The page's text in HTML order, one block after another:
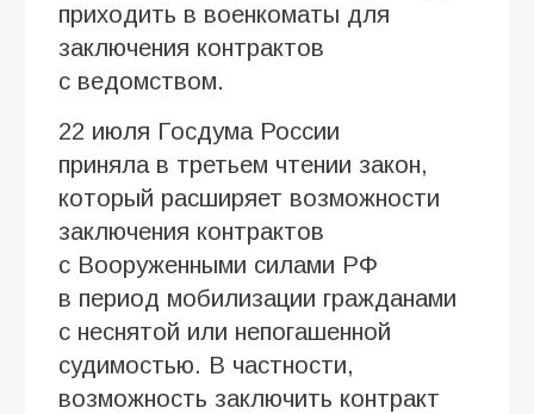
приходить в военкоматы для
заключения контрактов
с ведомством.
22 июля Госдума России
приняла в третьем чтении закон,
который расширяет возможности
заключения контрактов
с Вооруженными силами РФ
в период мобилизации гражданами
с неснятой или непогашенной
судимостью. В частности,
возможность заключить контракт